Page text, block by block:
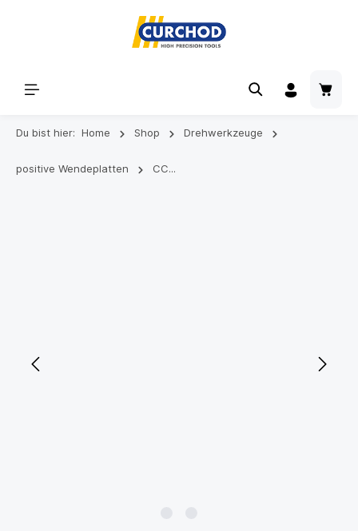
Du bist hier: Home Shop Drehwerkzeuge
positive Wendeplatten CC...